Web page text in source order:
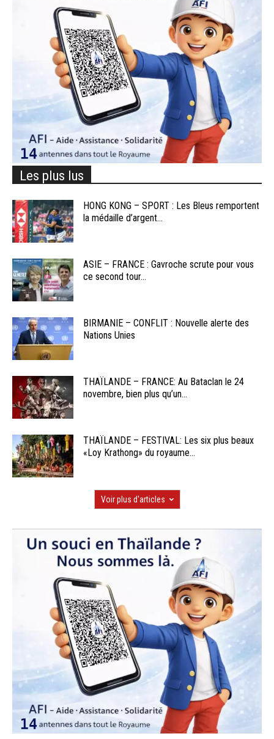
Les plus lus
HONG KONG – SPORT : Les Bleus remportent
la médaille d’argent...
ASIE – FRANCE : Gavroche scrute pour vous
ce second tour...
BIRMANIE – CONFLIT : Nouvelle alerte des
Nations Unies
THAÏLANDE – FRANCE: Au Bataclan le 24
novembre, bien plus qu’un...
THAÏLANDE – FESTIVAL: Les six plus beaux
«Loy Krathong» du royaume...
Voir plus d'articles